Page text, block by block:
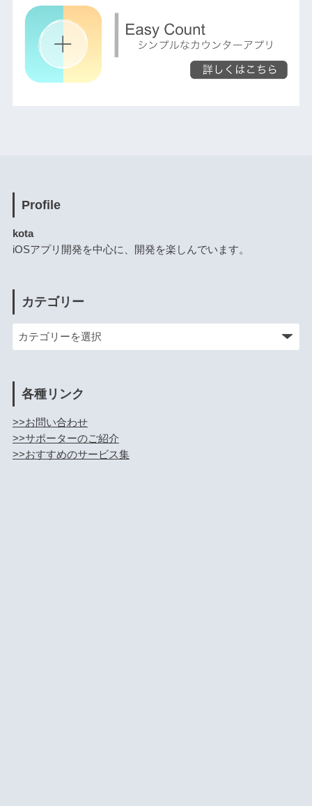
Profile
kota
iOSアプリ開発を中心に、開発を楽しんでいます。
カテゴリー
各種リンク
>>お問い合わせ
>>サポーターのご紹介
>>おすすめのサービス集